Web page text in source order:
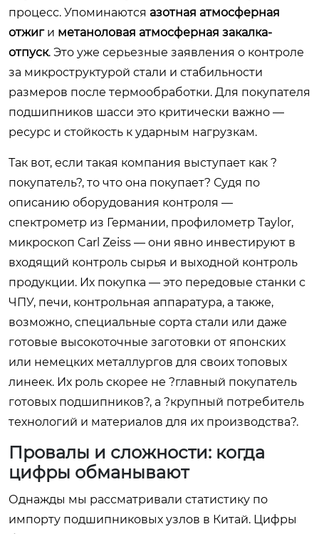
процесс. Упоминаются азотная атмосферная
отжиги метаноловая атмосферная закалка-
отпуск. Это уже серьезные заявления о контроле
за микроструктурой стали и стабильности
размеров после термообработки. Для покупателя
подшипников шасси это критически важно —
ресурс и стойкость к ударным нагрузкам.
Так вот, если такая компания выступает как ?
покупатель?, то что она покупает? Судя по
описанию оборудования контроля —
спектрометр из Германии, профилометр Taylor,
микроскоп Carl Zeiss — они явно инвестируют в
входящий контроль сырья и выходной контроль
продукции. Их покупка — это передовые станки с
ЧПУ, печи, контрольная аппаратура, а также,
возможно, специальные сорта стали или даже
готовые высокоточные заготовки от японских
или немецких металлургов для своих топовых
линеек. Их роль скорее не ?главный покупатель
готовых подшипников?, а ?крупный потребитель
технологий и материалов для их производства?.
Провалы и сложности: когда
цифры обманывают
Однажды мы рассматривали статистику по
импорту подшипниковых узлов в Китай. Цифры